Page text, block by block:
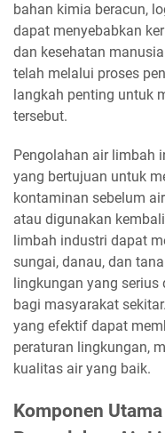
bahan kimia beracun,
dapat menyebabkan
dan kesehatan
telah melalui proses
langkah penting untuk
tersebut.
Pengolahan air limbah
yang bertujuan untuk
kontaminan sebelum
atau digunakan
limbah industri dapat
sungai, danau, dan
lingkungan yang serius
bagi masyarakat
yang efektif dapat
peraturan lingkungan,
kualitas air yang baik.
Komponen